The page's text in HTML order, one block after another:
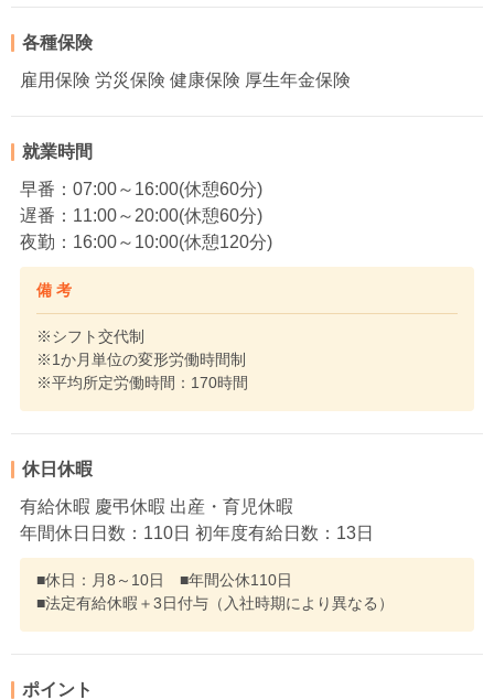
各種保険
雇用保険 労災保険 健康保険 厚生年金保険
就業時間
早番：07:00～16:00(休憩60分)
遅番：11:00～20:00(休憩60分)
夜勤：16:00～10:00(休憩120分)
備 考
※シフト交代制
※1か月単位の変形労働時間制
※平均所定労働時間：170時間
休日休暇
有給休暇 慶弔休暇 出産・育児休暇
年間休日日数：110日 初年度有給日数：13日
■休日：月8～10日 ■年間公休110日
■法定有給休暇＋3日付与（入社時期により異なる）
ポイント